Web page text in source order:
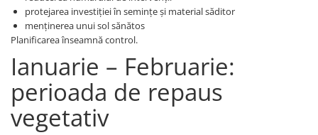
Seminte Vinete
Seminte zucchini
Verdeturi
Seminte Legume Profesionale
Seminte pentru germinare
Seminte trifoi
Suruburi
Truse /set scule
protejarea investiției în semințe și material săditor
menținerea unui sol sănătos
Planificarea înseamnă control.
Ianuarie – Februarie:
perioada de repaus
vegetativ